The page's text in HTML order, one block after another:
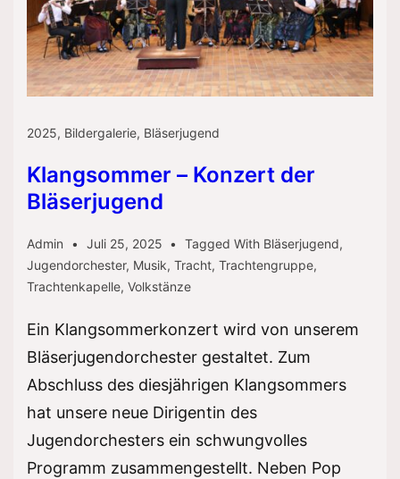
2025, Bildergalerie, Bläserjugend
Klangsommer – Konzert der
Bläserjugend
Admin Juli 25, 2025 Tagged With Bläserjugend,
Jugendorchester, Musik, Tracht, Trachtengruppe,
Trachtenkapelle, Volkstänze
Ein Klangsommerkonzert wird von unserem
Bläserjugendorchester gestaltet. Zum
Abschluss des diesjährigen Klangsommers
hat unsere neue Dirigentin des
Jugendorchesters ein schwungvolles
Programm zusammengestellt. Neben Pop